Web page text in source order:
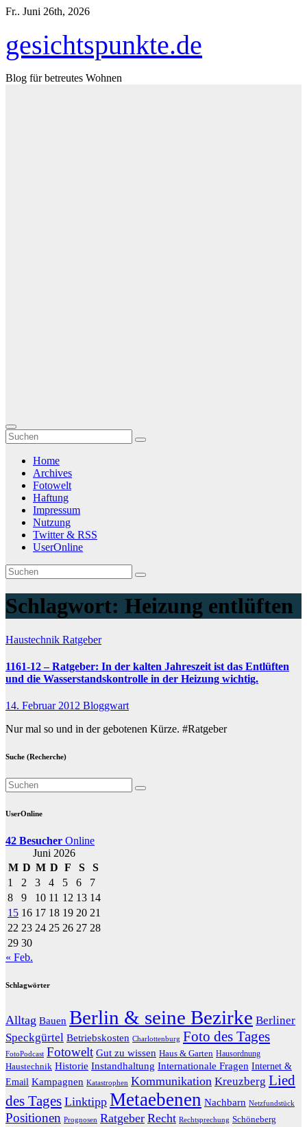
Zum
Fr.. Juni 26th, 2026
gesichtspunkte.de
Blog für betreutes Wohnen
Home
Archives
Fotowelt
Haftung
Impressum
Nutzung
Twitter & RSS
UserOnline
Schlagwort: Heizung entlüften
Haustechnik Ratgeber
1161-12 – Ratgeber: In der kalten Jahreszeit ist das Entlüften
und die Wasserstandskontrolle in der Heizung wichtig.
14. Februar 2012 Bloggwart
Nur mal so und in der gebotenen Kürze. #Ratgeber
Suche (Recherche)
UserOnline
42 Besucher Online
Juni 2026
M D M D F S
S
1
2 3 4 5 6
7
8
9 10 11 12 13 14
15 16 17 18 19 20 21
22 23 24 25 26 27 28
29 30
« Feb.
Schlagwörter
Alltag Bauen Berlin & seine Bezirke Berliner
Speckgürtel Betriebskosten Charlottenburg Foto des Tages
FotoPodcast Fotowelt Gut zu wissen Haus & Garten Hausordnung
Haustechnik Historie Instandhaltung Internationale Fragen Internet &
Email Kampagnen Katastrophen Kommunikation Kreuzberg Lied
des Tages Linktipp Metaebenen Nachbarn Netzfundstück
Positionen Prognosen Ratgeber Recht Rechtsprechung Schöneberg